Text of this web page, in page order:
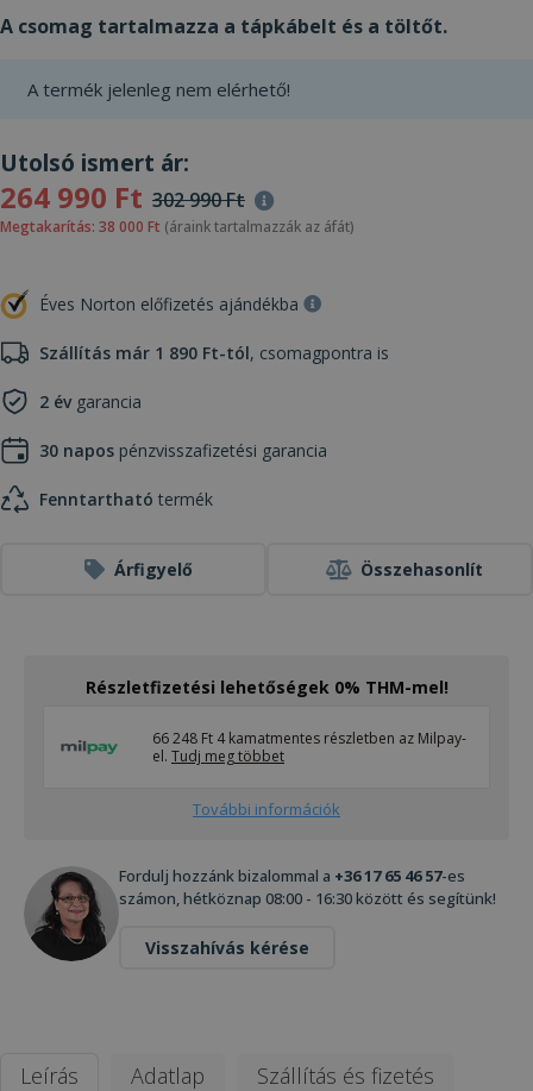
A csomag tartalmazza a tápkábelt és a töltőt.
A termék jelenleg nem elérhető!
Utolsó ismert ár:
264 990 Ft 302 990 Ft
Megtakarítás: 38 000 Ft (áraink tartalmazzák az áfát)
Éves Norton előfizetés ajándékba
Szállítás már 1 890 Ft-tól, csomagpontra is
2 évgarancia
30 napos pénzvisszafizetési garancia
Fenntartható termék
Árfigyelő Összehasonlít
Részletfizetési lehetőségek 0% THM-mel!
66 248 Ft 4 kamatmentes részletben az Milpay-
el. Tudj meg többet
További információk
Fordulj hozzánk bizalommal a +36 17 65 46 57-es
számon, hétköznap 08:00 - 16:30 között és segítünk!
Visszahívás kérése
Leírás Adatlap Szállítás és fizetés